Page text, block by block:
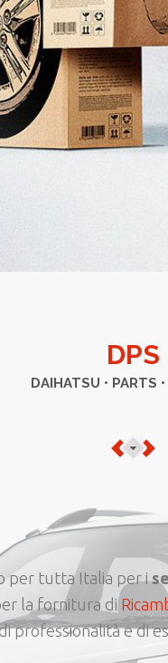
DPS
DAIHATSU • PARTS
per tutta Italia per i
la fornitura di
professionalità e di